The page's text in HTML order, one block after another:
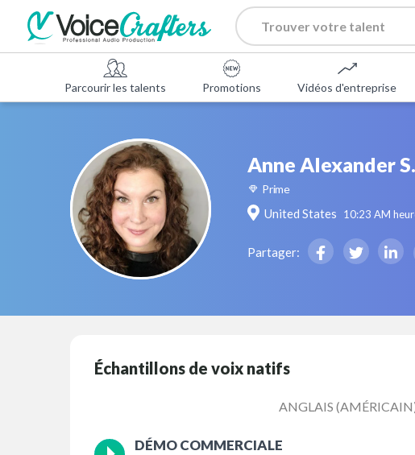
Parcourir les talents Promotions Vidéos d'entreprise
Anne Alexander S.
Prime
United States 10:23 AM
Partager:
Échantillons de voix natifs
ANGLAIS
DÉMO COMMERCIALE